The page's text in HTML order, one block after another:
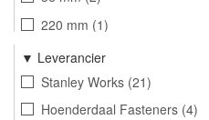
220 mm 1
Leverancier
Stanley Works 21
Hoenderdaal Fasteners 4